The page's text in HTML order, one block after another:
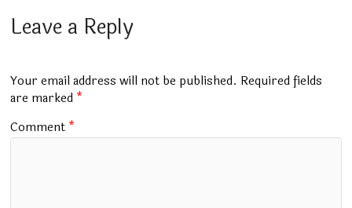
b
o
k
s
p
p
bl er
m
Leave a Reply
Your email address will not be published. Required fields
are marked *
Comment *